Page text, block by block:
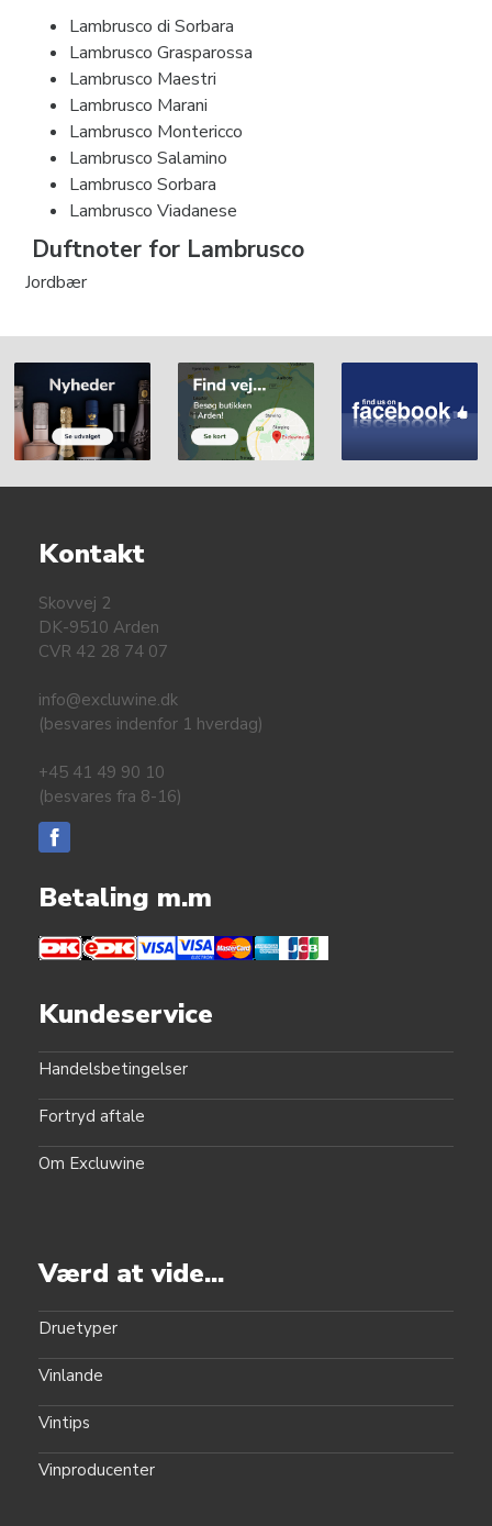
Lambrusco di Sorbara
Lambrusco Grasparossa
Lambrusco Maestri
Lambrusco Marani
Lambrusco Montericco
Lambrusco Salamino
Lambrusco Sorbara
Lambrusco Viadanese
Duftnoter for Lambrusco
Jordbær
Kontakt
Skovvej 2
DK-9510 Arden
CVR 42 28 74 07
info@excluwine.dk
(besvares indenfor 1 hverdag)
+45 41 49 90 10
(besvares fra 8-16)
Betaling m.m
Kundeservice
Handelsbetingelser
Fortryd aftale
Om Excluwine
Værd at vide...
Druetyper
Vinlande
Vintips
Vinproducenter